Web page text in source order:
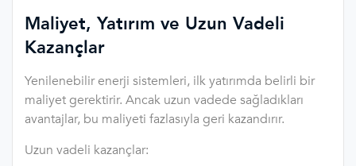
Maliyet, Yatırım ve Uzun Vadeli
Kazançlar
Yenilenebilir enerji sistemleri, ilk yatırımda belirli bir
maliyet gerektirir. Ancak uzun vadede sağladıkları
avantajlar, bu maliyeti fazlasıyla geri kazandırır.
Uzun vadeli kazançlar: